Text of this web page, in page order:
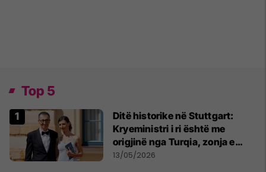
Top 5
Ditë historike në Stuttgart:
Kryeministri i ri është me
origjinë nga Turqia, zonja e
parë një shqiptare nga
13/05/2026